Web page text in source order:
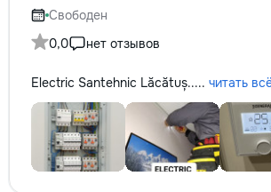
Свободен
0,0
нет отзывов
Electric Santehnic Lăcătuș..... читать